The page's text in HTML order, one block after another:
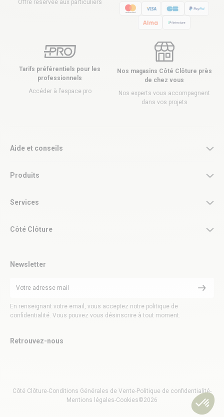
Offre réservée aux particuliers
Tarifs préférentiels pour les
professionnels
Accéder à l’espace pro
Nos magasins Côté Clôture près
de chez vous
Nos experts vous accompagnent
dans vos projets
Aide et conseils
Produits
Services
Côté Clôture
Newsletter
En renseignant votre email, vous acceptez notre politique de
confidentialité. Vous pouvez vous désinscrire à tout moment.
Retrouvez-nous
Côté Clôture-Conditions Générales de Vente-Politique de confidentialité-
Mentions légales-Cookies©2026